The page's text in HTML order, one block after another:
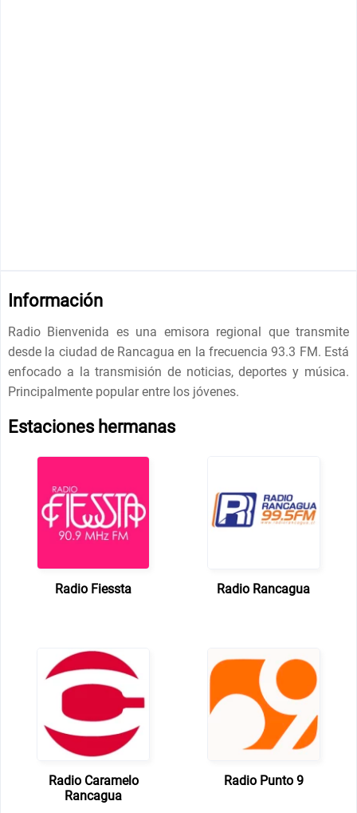
Información
Radio Bienvenida es una emisora ​​regional que transmite
desde la ciudad de Rancagua en la frecuencia 93.3 FM. Está
enfocado a la transmisión de noticias, deportes y música.
Principalmente popular entre los jóvenes.
Estaciones hermanas
Radio Fiessta Radio Rancagua
Radio Caramelo
Rancagua
Radio Punto 9